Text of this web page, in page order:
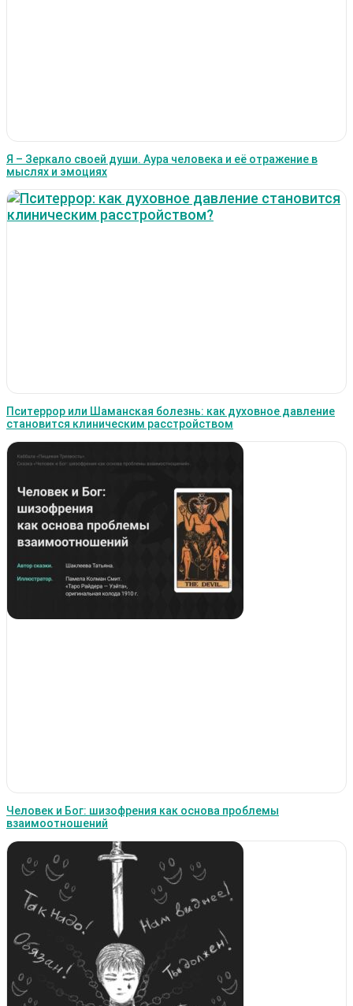
Я – Зеркало своей души. Аура человека и её отражение в
мыслях и эмоциях
Пситеррор или Шаманская болезнь: как духовное давление
становится клиническим расстройством
Человек и Бог: шизофрения как основа проблемы
взаимоотношений